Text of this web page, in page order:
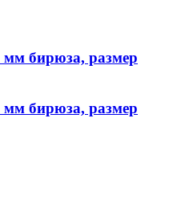
бирюза, размер
бирюза, размер